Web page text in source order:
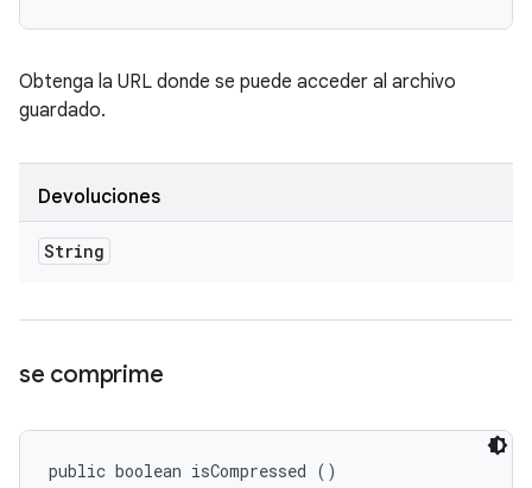
Obtenga la URL donde se puede acceder al archivo
guardado.
Devoluciones
String
se comprime
public boolean isCompressed ()